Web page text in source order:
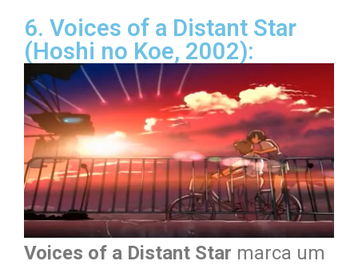
6. Voices of a Distant Star
(Hoshi no Koe, 2002):
Voices of a Distant Star marca um